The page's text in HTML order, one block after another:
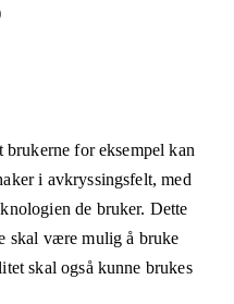
for eksempel kan
i avkryssingsfelt, med
de bruker. Dette
skal være mulig å bruke
skal også kunne brukes